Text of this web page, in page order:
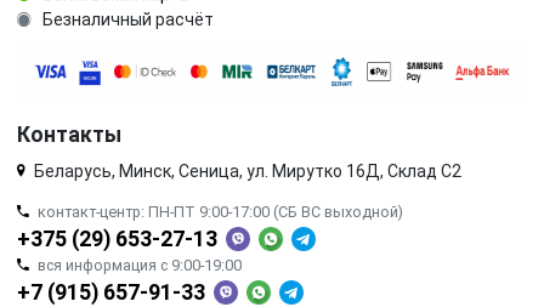
Безналичный расчёт
Контакты
Беларусь, Минск, Сеница, ул. Мирутко 16Д, Склад С2
контакт-центр: ПН-ПТ 9:00-17:00 (СБ ВС выходной)
+375 (29) 653-27-13
вся информация с 9:00-19:00
+7 (915) 657-91-33